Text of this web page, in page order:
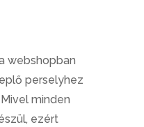
webshopban
perselyhez
minden
ezért